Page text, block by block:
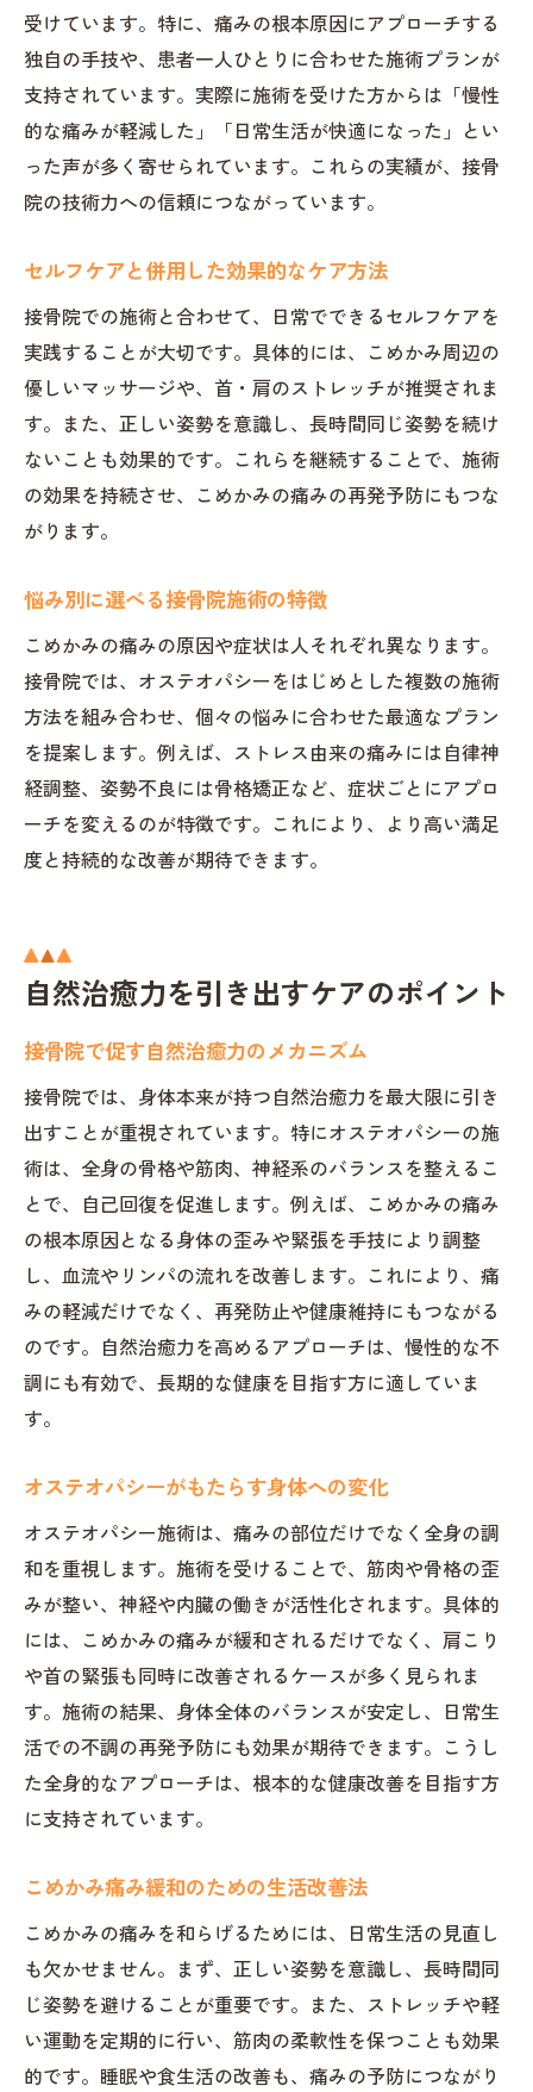
受けています。特に、痛みの根本原因にアプローチする
独自の手技や、患者一人ひとりに合わせた施術プランが
支持されています。実際に施術を受けた方からは「慢性
的な痛みが軽減した」「日常生活が快適になった」とい
った声が多く寄せられています。これらの実績が、接骨
院の技術力への信頼につながっています。
セルフケアと併用した効果的なケア方法
接骨院での施術と合わせて、日常でできるセルフケアを
実践することが大切です。具体的には、こめかみ周辺の
優しいマッサージや、首・肩のストレッチが推奨されま
す。また、正しい姿勢を意識し、長時間同じ姿勢を続け
ないことも効果的です。これらを継続することで、施術
の効果を持続させ、こめかみの痛みの再発予防にもつな
がります。
悩み別に選べる接骨院施術の特徴
こめかみの痛みの原因や症状は人それぞれ異なります。
接骨院では、オステオパシーをはじめとした複数の施術
方法を組み合わせ、個々の悩みに合わせた最適なプラン
を提案します。例えば、ストレス由来の痛みには自律神
経調整、姿勢不良には骨格矯正など、症状ごとにアプロ
ーチを変えるのが特徴です。これにより、より高い満足
度と持続的な改善が期待できます。
自然治癒力を引き出すケアのポイント
接骨院で促す自然治癒力のメカニズム
接骨院では、身体本来が持つ自然治癒力を最大限に引き
出すことが重視されています。特にオステオパシーの施
術は、全身の骨格や筋肉、神経系のバランスを整えるこ
とで、自己回復を促進します。例えば、こめかみの痛み
の根本原因となる身体の歪みや緊張を手技により調整
し、血流やリンパの流れを改善します。これにより、痛
みの軽減だけでなく、再発防止や健康維持にもつながる
のです。自然治癒力を高めるアプローチは、慢性的な不
調にも有効で、長期的な健康を目指す方に適していま
す。
オステオパシーがもたらす身体への変化
オステオパシー施術は、痛みの部位だけでなく全身の調
和を重視します。施術を受けることで、筋肉や骨格の歪
みが整い、神経や内臓の働きが活性化されます。具体的
には、こめかみの痛みが緩和されるだけでなく、肩こり
や首の緊張も同時に改善されるケースが多く見られま
す。施術の結果、身体全体のバランスが安定し、日常生
活での不調の再発予防にも効果が期待できます。こうし
た全身的なアプローチは、根本的な健康改善を目指す方
に支持されています。
こめかみ痛み緩和のための生活改善法
こめかみの痛みを和らげるためには、日常生活の見直し
も欠かせません。まず、正しい姿勢を意識し、長時間同
じ姿勢を避けることが重要です。また、ストレッチや軽
い運動を定期的に行い、筋肉の柔軟性を保つことも効果
的です。睡眠や食生活の改善も、痛みの予防につながり